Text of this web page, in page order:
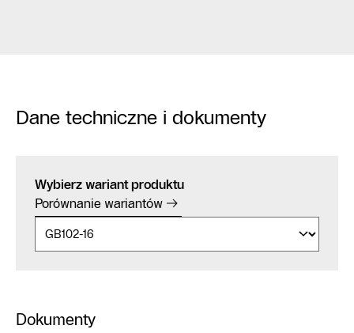
Dane techniczne i dokumenty
Wybierz wariant produktu
Porównanie wariantów
Dokumenty